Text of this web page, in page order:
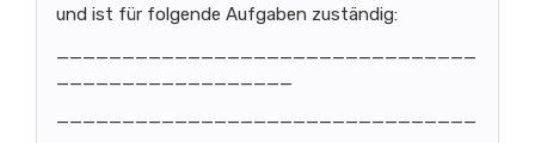
und ist für folgende Aufgaben zuständig:
________________________________
__________________
________________________________